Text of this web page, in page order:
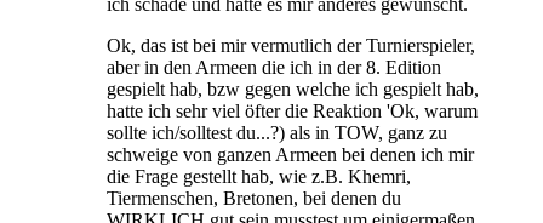
ich schade und hätte es mir anderes gewünscht.
Ok, das ist bei mir vermutlich der Turnierspieler,
aber in den Armeen die ich in der 8. Edition
gespielt hab, bzw gegen welche ich gespielt hab,
hatte ich sehr viel öfter die Reaktion 'Ok, warum
sollte ich/solltest du...?) als in TOW, ganz zu
schweige von ganzen Armeen bei denen ich mir
die Frage gestellt hab, wie z.B. Khemri,
Tiermenschen, Bretonen, bei denen du